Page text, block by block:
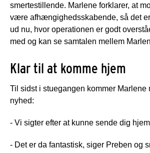
smertestillende. Marlene forklarer, at
være afhængighedsskabende, så det
ud nu, hvor operationen er godt
med og kan se samtalen mellem
Klar til at komme hjem
Til sidst i stuegangen kommer Marlene
nyhed:
- Vi sigter efter at kunne sende dig
- Det er da fantastisk, siger Preben og